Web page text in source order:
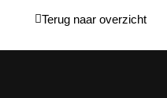
Terug naar overzicht